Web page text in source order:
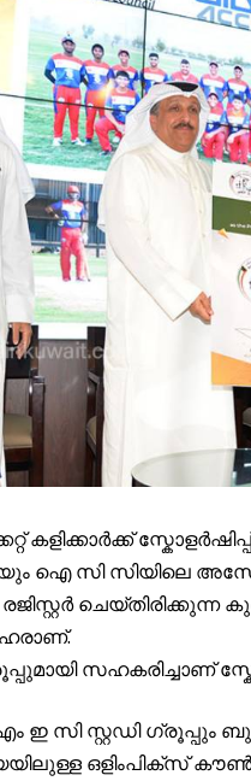
കളിക്കാർക്ക്
ഐ സി സിയിലെ
ചെയ്തിരിക്കുന്ന
സഹകരിച്ചാണ്
എം ഇ സി സ്റ്റഡി